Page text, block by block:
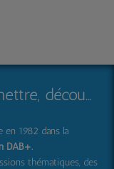
RPL Radio : partager, transmettre, découvrir et surprendre
en 1982 dans la
DAB+.
thématiques, des